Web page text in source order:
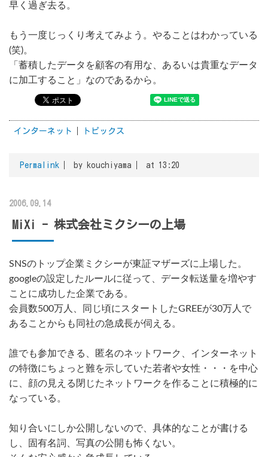
早く過ぎ去る。
もう一度じっくり考えてみよう。やることはわかっている
(笑)。
「蓄積したデータを顧客の有用な、あるいは貴重なデータ
に加工すること」なのであるから。
インターネット トピックス
Permalink by kouchiyama at 13:20
2006.09.14
MiXi - 株式会社ミクシーの上場
SNSのトップ企業ミクシーが東証マザーズに上場した。
googleの設定したルールに従って、データ転送量を増やす
ことに成功した企業である。
会員数500万人、同じ頃にスタートしたGREEが30万人で
あることからも同社の急成長が伺える。
誰でも参加できる、匿名のネットワーク、インターネット
の特徴にちょっと難を示していた若者や女性・・・を中心
に、顔の見える閉じたネットワークを作ることに積極的に
なっている。
知り合いにしか公開しないので、具体的なことが書ける
し、固有名詞、写真の公開も怖くない。